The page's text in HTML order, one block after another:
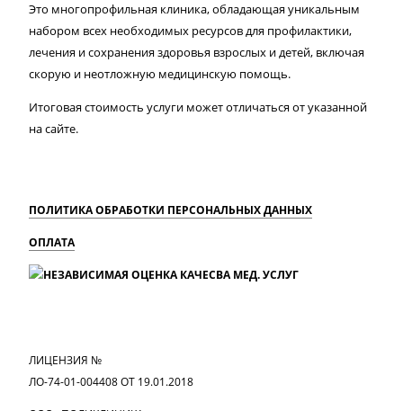
Это многопрофильная клиника, обладающая уникальным
набором всех необходимых ресурсов для профилактики,
лечения и сохранения здоровья взрослых и детей, включая
скорую и неотложную медицинскую помощь.
Итоговая стоимость услуги может отличаться от указанной
на сайте.
ПОЛИТИКА ОБРАБОТКИ ПЕРСОНАЛЬНЫХ ДАННЫХ
ОПЛАТА
ЛИЦЕНЗИЯ №
ЛО-74-01-004408 ОТ 19.01.2018